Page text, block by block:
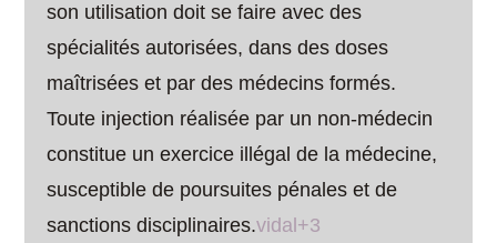
son utilisation doit se faire avec des
spécialités autorisées, dans des doses
maîtrisées et par des médecins formés.
Toute injection réalisée par un non-médecin
constitue un exercice illégal de la médecine,
susceptible de poursuites pénales et de
sanctions disciplinaires.vidal+3